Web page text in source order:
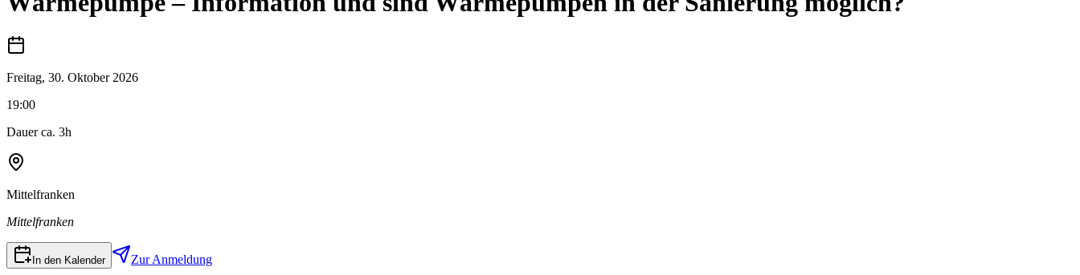
Freitag, 30. Oktober 2026
19:00
Dauer ca. 3h
Mittelfranken
Mittelfranken
In den Kalender Zur Anmeldung